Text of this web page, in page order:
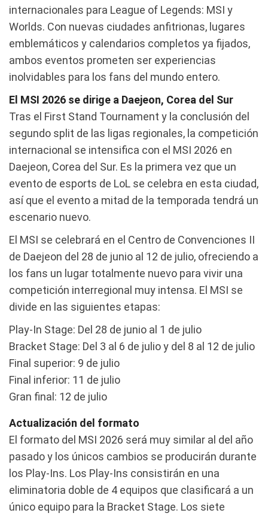
internacionales para League of Legends: MSI y
Worlds. Con nuevas ciudades anfitrionas, lugares
emblemáticos y calendarios completos ya fijados,
ambos eventos prometen ser experiencias
inolvidables para los fans del mundo entero.
El MSI 2026 se dirige a Daejeon, Corea del Sur
Tras el First Stand Tournament y la conclusión del
segundo split de las ligas regionales, la competición
internacional se intensifica con el MSI 2026 en
Daejeon, Corea del Sur. Es la primera vez que un
evento de esports de LoL se celebra en esta ciudad,
así que el evento a mitad de la temporada tendrá un
escenario nuevo.
El MSI se celebrará en el Centro de Convenciones II
de Daejeon del 28 de junio al 12 de julio, ofreciendo a
los fans un lugar totalmente nuevo para vivir una
competición interregional muy intensa. El MSI se
divide en las siguientes etapas:
Play-In Stage: Del 28 de junio al 1 de julio
Bracket Stage: Del 3 al 6 de julio y del 8 al 12 de julio
Final superior: 9 de julio
Final inferior: 11 de julio
Gran final: 12 de julio
Actualización del formato
El formato del MSI 2026 será muy similar al del año
pasado y los únicos cambios se producirán durante
los Play-Ins. Los Play-Ins consistirán en una
eliminatoria doble de 4 equipos que clasificará a un
único equipo para la Bracket Stage. Los siete